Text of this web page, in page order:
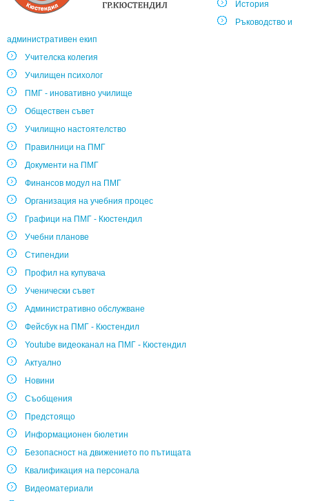
История
Ръководство и
административен екип
Учителска колегия
Училищен психолог
ПМГ - иновативно училище
Обществен съвет
Училищно настоятелство
Правилници на ПМГ
Документи на ПМГ
Финансов модул на ПМГ
Организация на учебния процес
Графици на ПМГ - Кюстендил
Учебни планове
Стипендии
Профил на купувача
Ученически съвет
Административно обслужване
Фейсбук на ПМГ - Кюстендил
Youtube видеоканал на ПМГ - Кюстендил
Актуално
Новини
Съобщения
Предстоящо
Информационен бюлетин
Безопасност на движението по пътищата
Квалификация на персонала
Видеоматериали